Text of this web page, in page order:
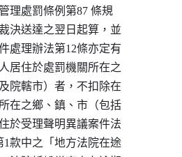
理處罰條例第87 條規
決送達之翌日起算，並
處理辦法第12條亦定有
居住於處罰機關所在之
院轄市）者，不扣除在
在之鄉、鎮、市（包括
於受理聲明異議案件法
1款中之「地方法院在途